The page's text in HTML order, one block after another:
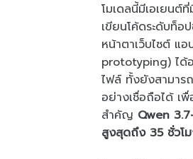
โมเดลนี้มีเอเยนต์
เขียนโค้ดระดับท็
หน้าตาเว็บไซต์ แ
prototyping) ได้
ไฟล์ ทั้งยังสามาร
อย่างเชื่อถือได้ เ
สำคัญ Qwen
สูงสุดถึง 35 ชั่วโม